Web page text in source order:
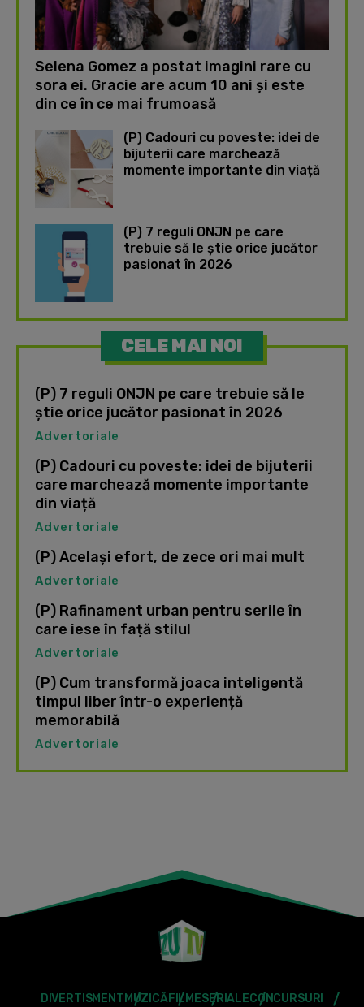
Selena Gomez a postat imagini rare cu
sora ei. Gracie are acum 10 ani și este
din ce în ce mai frumoasă
(P) Cadouri cu poveste: idei de
bijuterii care marchează
momente importante din viață
(P) 7 reguli ONJN pe care
trebuie să le știe orice jucător
pasionat în 2026
CELE MAI NOI
(P) 7 reguli ONJN pe care trebuie să le
știe orice jucător pasionat în 2026
Advertoriale
(P) Cadouri cu poveste: idei de bijuterii
care marchează momente importante
din viață
Advertoriale
(P) Același efort, de zece ori mai mult
Advertoriale
(P) Rafinament urban pentru serile în
care iese în față stilul
Advertoriale
(P) Cum transformă joaca inteligentă
timpul liber într-o experiență
memorabilă
Advertoriale
DIVERTISMENT MUZICĂFILMESERIALECONCURSURI